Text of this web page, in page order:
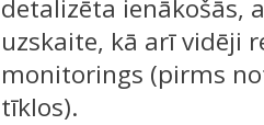
detalizēta ienākošās,
uzskaite, kā arī vidēji
monitorings (pirms
tīklos).